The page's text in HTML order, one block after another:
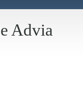
Advia